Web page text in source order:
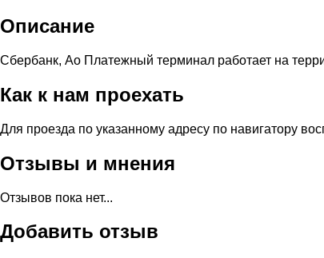
Описание
Сбербанк, Ао Платежный терминал работает на
Как к нам проехать
Для проезда по указанному адресу по навигатору
Отзывы и мнения
Отзывов пока нет...
Добавить отзыв